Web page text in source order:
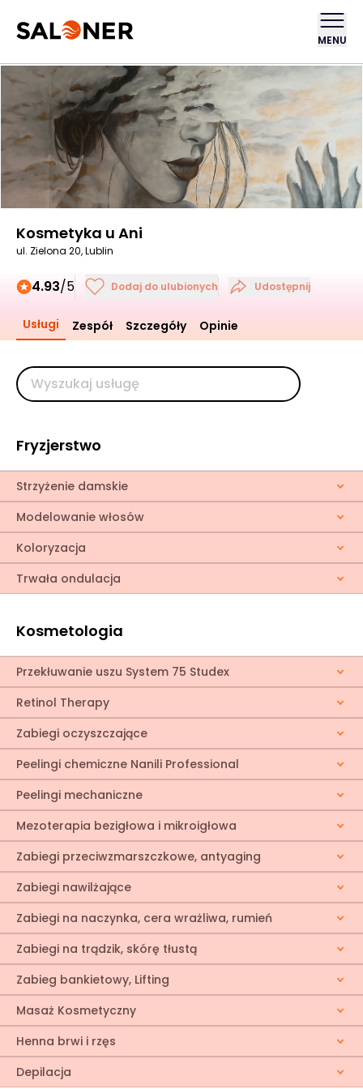
MENU
Kosmetyka u Ani
ul. Zielona 20, Lublin
4.93/5 Dodaj do ulubionych Udostępnij
Usługi Zespół Szczegóły Opinie
Fryzjerstwo
Strzyżenie damskie
Modelowanie włosów
Koloryzacja
Trwała ondulacja
Kosmetologia
Przekłuwanie uszu System 75 Studex
Retinol Therapy
Zabiegi oczyszczające
Peelingi chemiczne Nanili Professional
Peelingi mechaniczne
Mezoterapia bezigłowa i mikroigłowa
Zabiegi przeciwzmarszczkowe, antyaging
Zabiegi nawilżające
Zabiegi na naczynka, cera wrażliwa, rumień
Zabiegi na trądzik, skórę tłustą
Zabieg bankietowy, Lifting
Masaż Kosmetyczny
Henna brwi i rzęs
Depilacja